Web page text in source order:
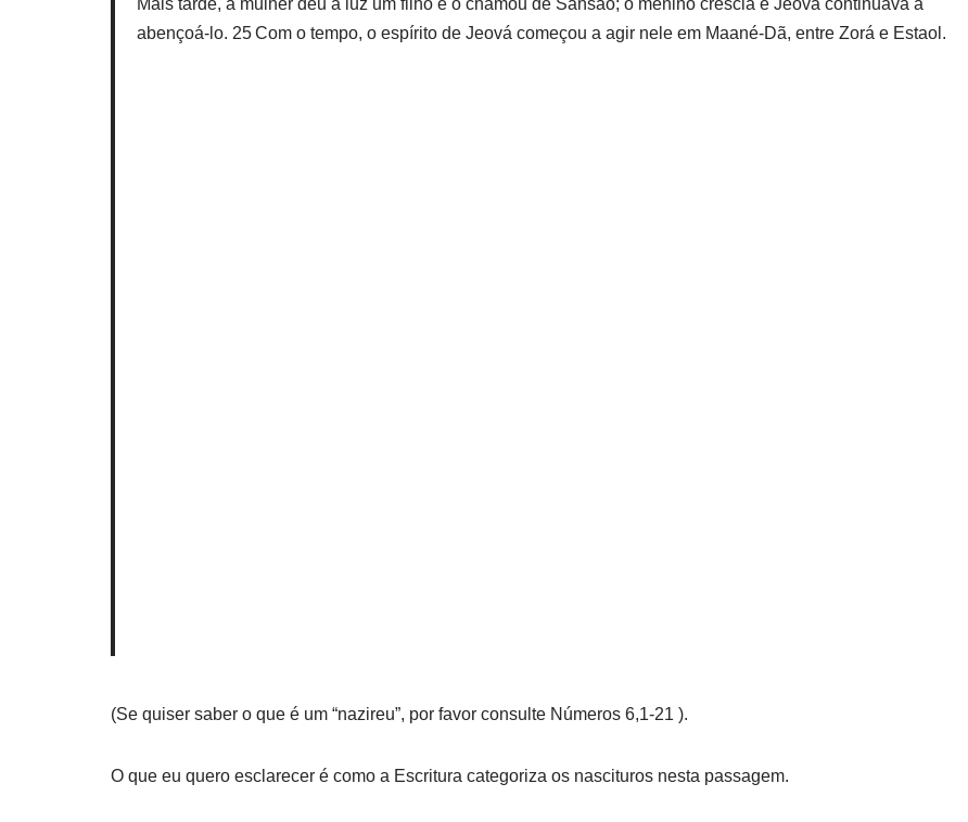
Mais tarde, a mulher deu à luz um filho e o chamou de Sansão; o menino crescia e Jeová continuava a
abençoá-lo. 25 Com o tempo, o espírito de Jeová começou a agir nele em Maané-Dã, entre Zorá e Estaol.
(Se quiser saber o que é um “nazireu”, por favor consulte Números 6,1-21 ).
O que eu quero esclarecer é como a Escritura categoriza os nascituros nesta passagem.